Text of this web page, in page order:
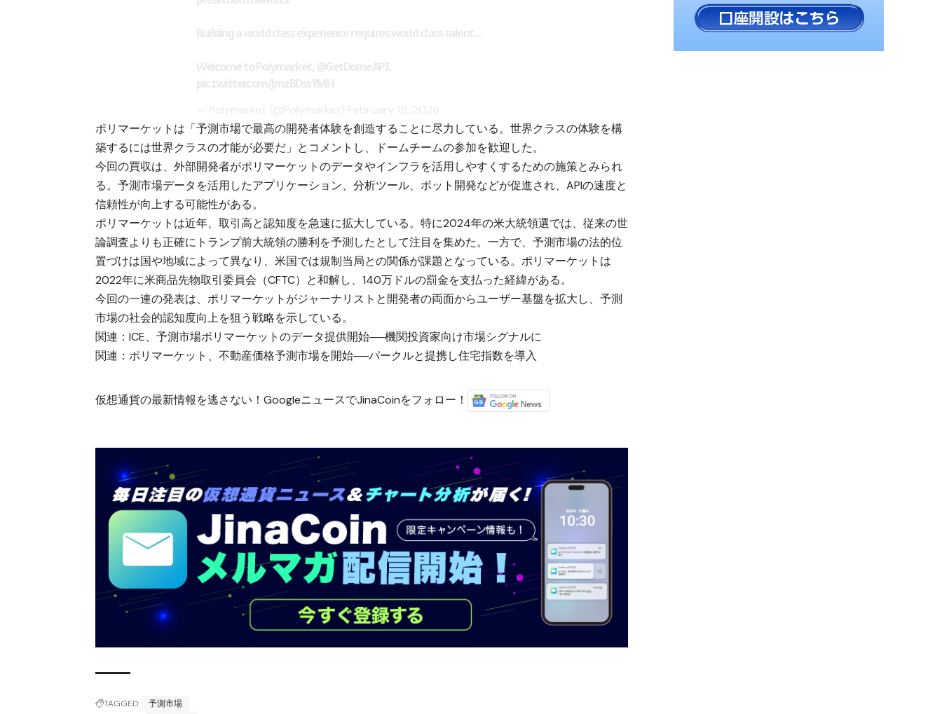
ポリマーケットは「予測市場で最高の開発者体験を創造することに尽力している。世界クラスの体験を構
築するには世界クラスの才能が必要だ」とコメントし、ドームチームの参加を歓迎した。
今回の買収は、外部開発者がポリマーケットのデータやインフラを活用しやすくするための施策とみられ
る。予測市場データを活用したアプリケーション、分析ツール、ボット開発などが促進され、APIの速度と
信頼性が向上する可能性がある。
ポリマーケットは近年、取引高と認知度を急速に拡大している。特に2024年の米大統領選では、従来の世
論調査よりも正確にトランプ前大統領の勝利を予測したとして注目を集めた。一方で、予測市場の法的位
置づけは国や地域によって異なり、米国では規制当局との関係が課題となっている。ポリマーケットは
2022年に米商品先物取引委員会（CFTC）と和解し、140万ドルの罰金を支払った経緯がある。
今回の一連の発表は、ポリマーケットがジャーナリストと開発者の両面からユーザー基盤を拡大し、予測
市場の社会的認知度向上を狙う戦略を示している。
関連：ICE、予測市場ポリマーケットのデータ提供開始──機関投資家向け市場シグナルに
関連：ポリマーケット、不動産価格予測市場を開始──パークルと提携し住宅指数を導入
仮想通貨の最新情報を逃さない！GoogleニュースでJinaCoinをフォロー！
TAGGED:
予測市場